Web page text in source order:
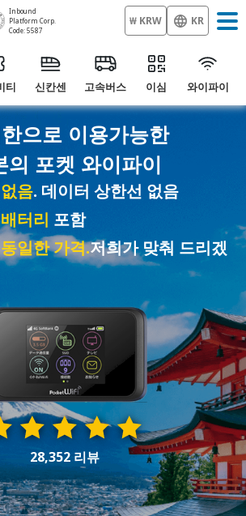
Inbound
Platform Corp.
Code: 5587
₩ KRW KR
티 신칸센 고속버스 이심 와이파이
으로 이용가능한
의 포켓 와이파이
음. 데이터 상한선 없음
터리 포함
일한 가격.저희가 맞춰 드리겠
28,352 리뷰